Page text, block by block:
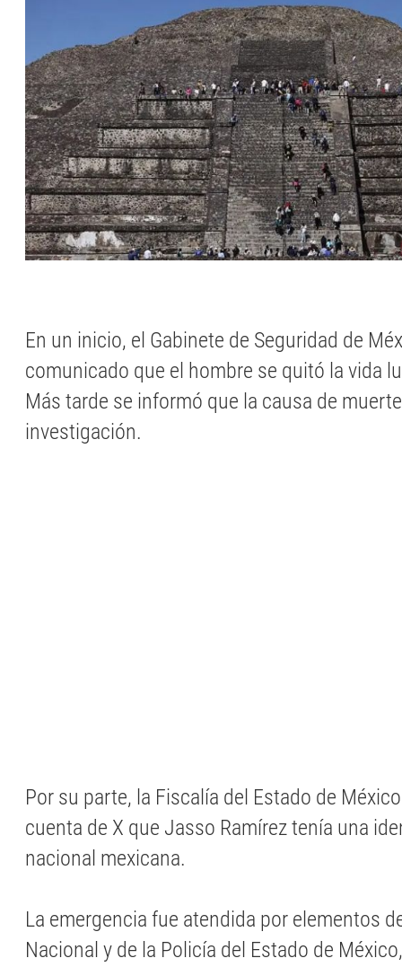
En un inicio, el Gabinete de Seguridad de
comunicado que el hombre se quitó la vida
Más tarde se informó que la causa de
investigación.
Por su parte, la Fiscalía del Estado de
cuenta de X que Jasso Ramírez tenía una
nacional mexicana.
La emergencia fue atendida por elementos
Nacional y de la Policía del Estado de